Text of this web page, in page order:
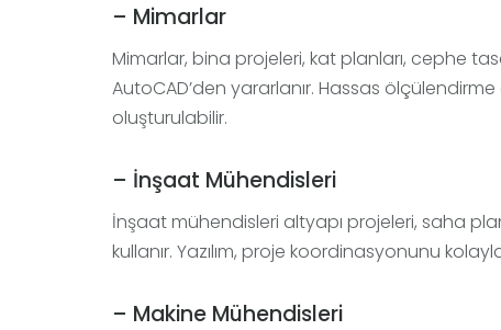
– Mimarlar
Mimarlar, bina projeleri, kat planları, cephe
AutoCAD’den yararlanır. Hassas
oluşturulabilir.
– İnşaat Mühendisleri
İnşaat mühendisleri altyapı projeleri, saha
kullanır. Yazılım, proje koordinasyonunu
– Makine Mühendisleri